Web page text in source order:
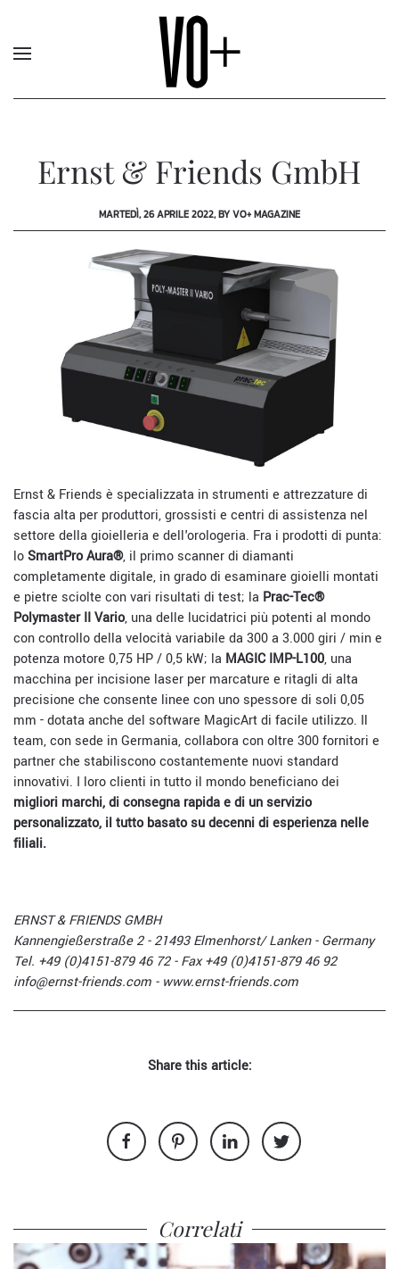
Ernst & Friends GmbH
MARTEDÌ, 26 APRILE 2022, BY VO+ MAGAZINE
Ernst & Friends è specializzata in strumenti e attrezzature di
fascia alta per produttori, grossisti e centri di assistenza nel
settore della gioielleria e dell'orologeria. Fra i prodotti di punta:
loSmartPro Aura®, il primo scanner di diamanti
completamente digitale, in grado di esaminare gioielli montati
e pietre sciolte con vari risultati di test; la Prac-Tec®
Polymaster II Vario, una delle lucidatrici più potenti al mondo
con controllo della velocità variabile da 300 a 3.000 giri / min e
potenza motore 0,75 HP / 0,5 kW; la MAGIC IMP-L100, una
macchina per incisione laser per marcature e ritagli di alta
precisione che consente linee con uno spessore di soli 0,05
mm - dotata anche del software MagicArt di facile utilizzo. Il
team, con sede in Germania, collabora con oltre 300 fornitori e
partner che stabiliscono costantemente nuovi standard
innovativi. I loro clienti in tutto il mondo beneficiano dei
migliori marchi, di consegna rapida e di un servizio
personalizzato, il tutto basato su decenni di esperienza nelle
filiali.
ERNST & FRIENDS GMBH
Kannengießerstraße 2 - 21493 Elmenhorst/ Lanken - Germany
Tel. +49 (0)4151-879 46 72 - Fax +49 (0)4151-879 46 92
info@ernst-friends.com - www.ernst-friends.com
Share this article:
Correlati